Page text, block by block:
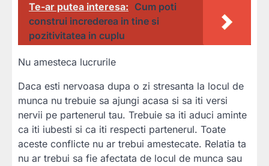
Te-ar putea interesa: Cum poti
construi increderea in tine si
pozitivitatea in cuplu
Nu amesteca lucrurile
Daca esti nervoasa dupa o zi stresanta la locul de
munca nu trebuie sa ajungi acasa si sa iti versi
nervii pe partenerul tau. Trebuie sa iti aduci aminte
ca iti iubesti si ca iti respecti partenerul. Toate
aceste conflicte nu ar trebui amestecate. Relatia ta
nu ar trebui sa fie afectata de locul de munca sau